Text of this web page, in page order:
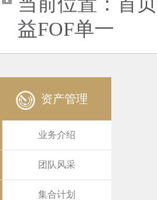
益FOF单一
资产管理
业务介绍
团队风采
集合计划